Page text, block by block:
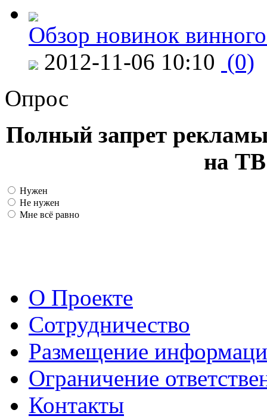
Обзор новинок
2012-11-06 10:10 (0)
Опрос
Полный запрет
на ТВ
Нужен
Не нужен
Мне всё равно
О Проекте
Сотрудничество
Размещение
Ограничение
Контакты